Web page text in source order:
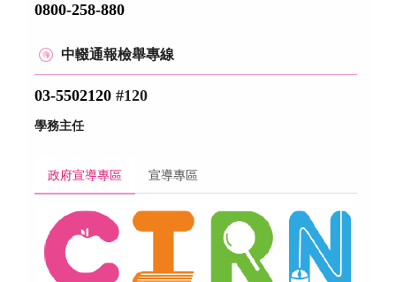
0800-258-880
中輟通報檢舉專線
03-5502120 #120
學務主任
政府宣導專區 宣導專區